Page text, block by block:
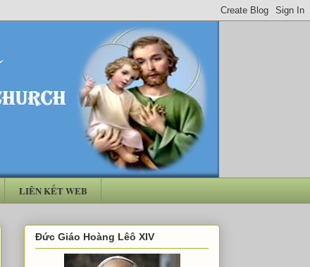
LIÊN KẾT WEB
Đức Giáo Hoàng Lêô XIV